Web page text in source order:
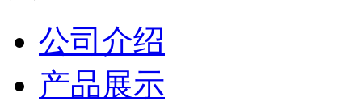
公司介绍
产品展示